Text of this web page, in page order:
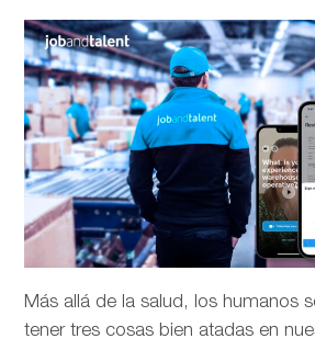
Más allá de la salud, los humanos
tener tres cosas bien atadas en